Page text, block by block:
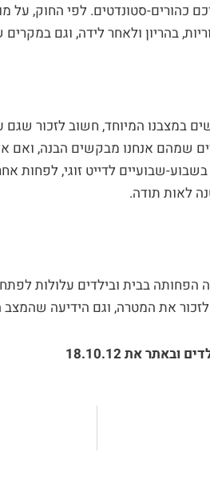
כהורים-סטונדטים. לפי החוק,
בהריון ולאחר לידה, וגם
במצבנו המיוחד, חשוב לזכור
שמהם אנחנו מבקשים הבנה, ואם
שבועיים לדייט זוגי, לפחות
לאות תודה.
בבית ובילדים עלולות
את המטרה, וגם הידיעה שהמצב
ובאתר את 18.10.12